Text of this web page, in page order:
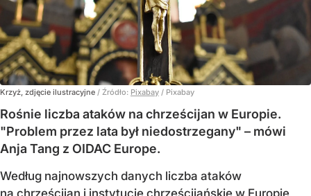
Krzyż, zdjęcie ilustracyjne / Źródło: Pixabay / Pixabay
Rośnie liczba ataków na chrześcijan w Europie.
"Problem przez lata był niedostrzegany" – mówi
Anja Tang z OIDAC Europe.
Według najnowszych danych liczba ataków
na chrześcijan i instytucje chrześcijańskie w Europie